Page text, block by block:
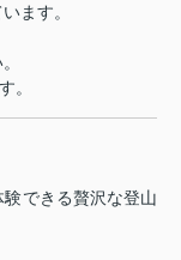
ます。
。
できる贅沢な登山